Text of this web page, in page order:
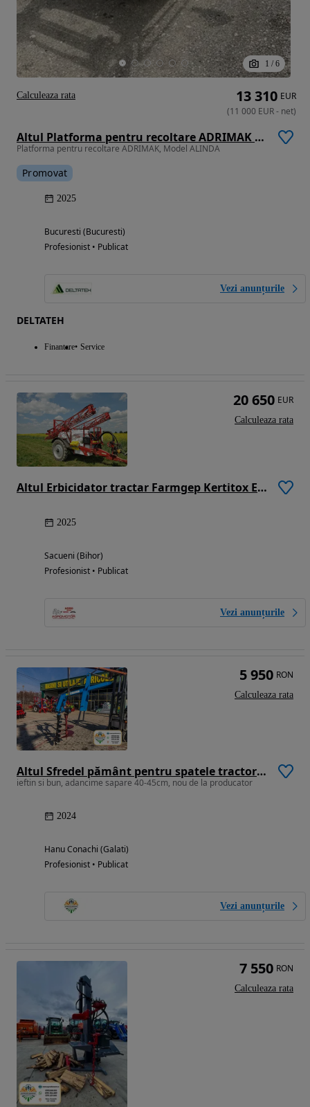
1 / 6
Altul Platforma pentru recoltare ADRIMAK Model ALINDA
Platforma pentru recoltare ADRIMAK, Model ALINDA
Promovat
2025
Bucuresti (Bucuresti)
Profesionist • Publicat
Vezi anunțurile
DELTATEH
Finantare Service
13 310 EUR
(11 000 EUR- net)
Calculeaza rata
Altul Erbicidator tractar Farmgep Kertitox EcoLine 2000l/18m
2025
Sacueni (Bihor)
Profesionist • Publicat
Vezi anunțurile
20 650 EUR
Calculeaza rata
Altul Sfredel pământ pentru spatele tractorului cu 2 burghie
ieftin si bun, adancime sapare 40-45cm, nou de la producator
2024
Hanu Conachi (Galati)
Profesionist • Publicat
Vezi anunțurile
5 950 RON
Calculeaza rata
7 550 RON
Calculeaza rata